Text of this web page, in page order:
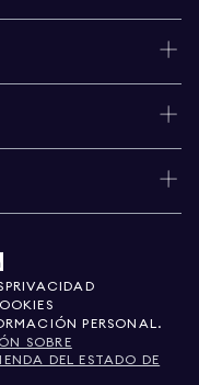
PRIVACIDAD
PERSONAL.
SOBRE
DEL ESTADO DE